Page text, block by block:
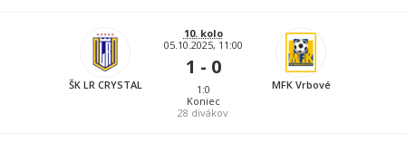
ŠK LR CRYSTAL
10. kolo
05.10.2025, 11:00
1 - 0
1:0
Koniec
28 divákov
MFK Vrbové